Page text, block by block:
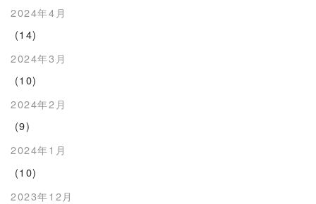
2024年4月
(14)
2024年3月
(10)
2024年2月
(9)
2024年1月
(10)
2023年12月